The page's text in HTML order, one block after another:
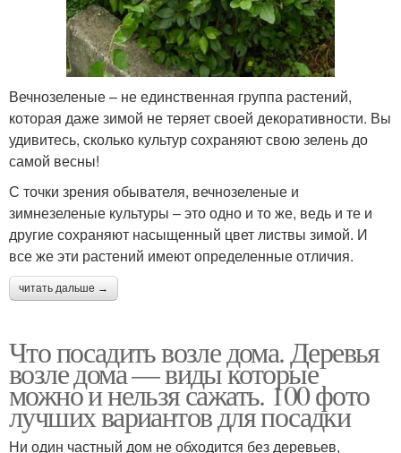
Вечнозеленые – не единственная группа растений,
которая даже зимой не теряет своей декоративности. Вы
удивитесь, сколько культур сохраняют свою зелень до
самой весны!
С точки зрения обывателя, вечнозеленые и
зимнезеленые культуры – это одно и то же, ведь и те и
другие сохраняют насыщенный цвет листвы зимой. И
все же эти растений имеют определенные отличия.
читать дальше →
Что посадить возле дома. Деревья
возле дома — виды которые
можно и нельзя сажать. 100 фото
лучших вариантов для посадки
Ни один частный дом не обходится без деревьев,